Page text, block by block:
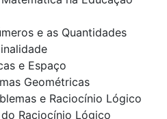
e as Quantidades
e Espaço
Geométricas
e Raciocínio Lógico
Raciocínio Lógico